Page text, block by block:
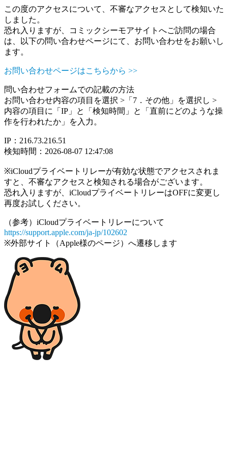
この度のアクセスについて、不審なアクセスとして検知いた
しました。
恐れ入りますが、コミックシーモアサイトへご訪問の場合
は、以下の問い合わせページにて、お問い合わせをお願いし
ます。
お問い合わせページはこちらから >>
問い合わせフォームでの記載の方法
お問い合わせ内容の項目を選択 >「7．その他」を選択し >
内容の項目に「IP」と「検知時間」と「直前にどのような操
作を行われたか」を入力。
IP：216.73.216.51
検知時間：2026-08-07 12:47:08
※iCloudプライベートリレーが有効な状態でアクセスされま
すと、不審なアクセスと検知される場合がございます。
恐れ入りますが、iCloudプライベートリレーはOFFに変更し
再度お試しください。
（参考）iCloudプライベートリレーについて
https://support.apple.com/ja-jp/102602
※外部サイト（Apple様のページ）へ遷移します